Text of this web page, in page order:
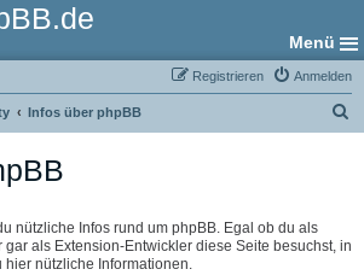
Menü
Anmelden
Registrieren
Infos über phpBB
nützliche Infos rund um phpBB. Egal ob du als
gar als Extension-Entwickler diese Seite besuchst, in
nützliche Informationen.